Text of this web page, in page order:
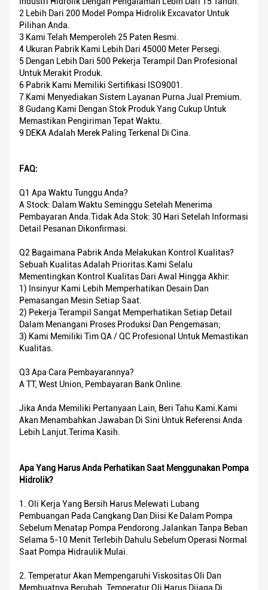
2 Lebih Dari 200 Model Pompa Hidrolik Excavator Untuk
Pilihan Anda.
3 Kami Telah Memperoleh 25 Paten Resmi.
4 Ukuran Pabrik Kami Lebih Dari 45000 Meter Persegi.
5 Dengan Lebih Dari 500 Pekerja Terampil Dan Profesional
Untuk Merakit Produk.
6 Pabrik Kami Memiliki Sertifikasi ISO9001.
7 Kami Menyediakan Sistem Layanan Purna Jual Premium.
8 Gudang Kami Dengan Stok Produk Yang Cukup Untuk
Memastikan Pengiriman Tepat Waktu.
9 DEKA Adalah Merek Paling Terkenal Di Cina.
FAQ:
Q1 Apa Waktu Tunggu Anda?
A Stock: Dalam Waktu Seminggu Setelah Menerima
Pembayaran Anda.Tidak Ada Stok: 30 Hari Setelah Informasi
Detail Pesanan Dikonfirmasi.
Q2 Bagaimana Pabrik Anda Melakukan Kontrol Kualitas?
Sebuah Kualitas Adalah Prioritas.Kami Selalu
Mementingkan Kontrol Kualitas Dari Awal Hingga Akhir:
1) Insinyur Kami Lebih Memperhatikan Desain Dan
Pemasangan Mesin Setiap Saat.
2) Pekerja Terampil Sangat Memperhatikan Setiap Detail
Dalam Menangani Proses Produksi Dan Pengemasan;
3) Kami Memiliki Tim QA / QC Profesional Untuk Memastikan
Kualitas.
Q3 Apa Cara Pembayarannya?
A TT, West Union, Pembayaran Bank Online.
Jika Anda Memiliki Pertanyaan Lain, Beri Tahu Kami.Kami
Akan Menambahkan Jawaban Di Sini Untuk Referensi Anda
Lebih Lanjut.Terima Kasih.
Apa Yang Harus Anda Perhatikan Saat Menggunakan Pompa
Hidrolik?
1. Oli Kerja Yang Bersih Harus Melewati Lubang
Pembuangan Pada Cangkang Dan Diisi Ke Dalam Pompa
Sebelum Menatap Pompa Pendorong.Jalankan Tanpa Beban
Selama 5-10 Menit Terlebih Dahulu Sebelum Operasi Normal
Saat Pompa Hidraulik Mulai.
2. Temperatur Akan Mempengaruhi Viskositas Oli Dan
Membuatnya Berubah. Temperatur Oli Harus Dijaga Di